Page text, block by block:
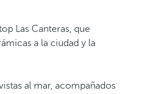
Las Canteras, que
a la ciudad y la
al mar, acompañados